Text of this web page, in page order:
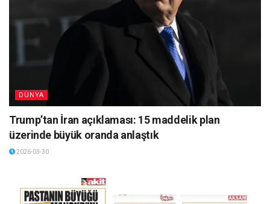
DÜNYA
Trump’tan İran açıklaması: 15 maddelik plan
üzerinde büyük oranda anlaştık
2026-03-30